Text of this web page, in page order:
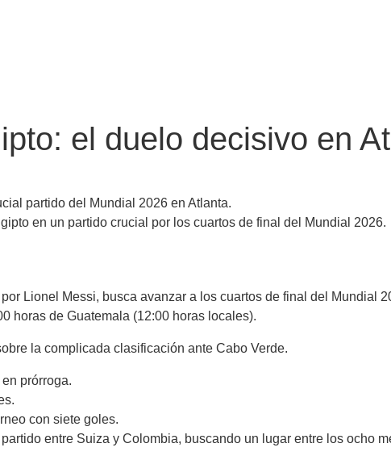
el duelo decisivo en
partido del Mundial 2026 en Atlanta.
en un partido crucial por los cuartos de final del Mundial 2026.
Lionel Messi, busca avanzar a los cuartos de final del Mundial
horas de Guatemala (12:00 horas locales).
la complicada clasificación ante Cabo Verde.
prórroga.
con siete goles.
entre Suiza y Colombia, buscando un lugar entre los ocho